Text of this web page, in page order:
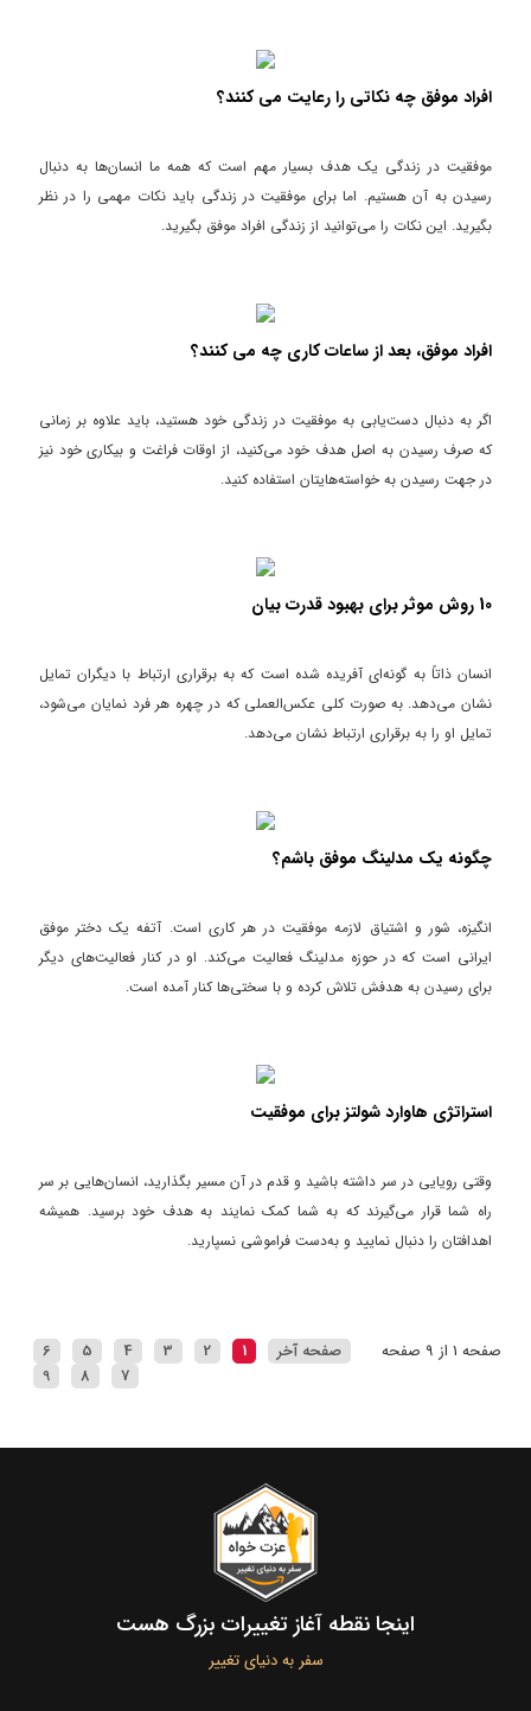
افراد موفق چه نکاتی را رعایت می کنند؟
موفقیت در زندگی یک هدف بسیار مهم است که همه ما انسان‌ها به دنبال
رسیدن به آن هستیم. اما برای موفقیت در زندگی باید نکات مهمی را در نظر
بگیرید. این نکات را می‌توانید از زندگی افراد موفق بگیرید.
افراد موفق، بعد از ساعات کاری چه می کنند؟
اگر به دنبال دست‌یابی به موفقیت در زندگی خود هستید، باید علاوه بر زمانی
که صرف رسیدن به اصل هدف خود می‌کنید، از اوقات فراغت و بیکاری خود نیز
در جهت رسیدن به خواسته‌هایتان استفاده کنید.
10 روش موثر برای بهبود قدرت بیان
انسان ذاتاً به گونه‌ای آفریده شده است که به برقراری ارتباط با دیگران تمایل
نشان می‌دهد. به صورت کلی عکس‌العملی که در چهره هر فرد نمایان می‌شود،
تمایل او را به برقراری ارتباط نشان می‌دهد.
چگونه یک مدلینگ موفق باشم؟
انگیزه، شور و اشتیاق لازمه موفقیت در هر کاری است. آتفه یک دختر موفق
ایرانی است که در حوزه مدلینگ فعالیت می‌کند. او در کنار فعالیت‌های دیگر
برای رسیدن به هدفش تلاش کرده و با سختی‌ها کنار آمده است.
استراتژی هاوارد شولتز برای موفقیت
وقتی رویایی در سر داشته باشید و قدم در آن مسیر بگذارید، انسان‌هایی بر سر
راه شما قرار می‌گیرند که به شما کمک نمایند به هدف خود برسید. همیشه
اهدافتان را دنبال نمایید و به‌دست فراموشی نسپارید.
صفحه 1 از 9 صفحه صفحه آخر 1
2
3
4
5
6
7
8
9
اینجا نقطه آغاز تغییرات بزرگ هست
سفر به دنیای تغییر